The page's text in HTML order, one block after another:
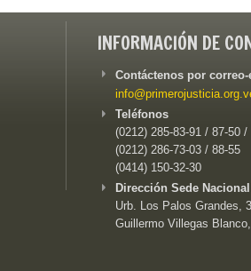
INFORMACIÓN DE
Contáctenos por
Teléfonos
(0212) 285-83-91 / 87-50 /
(0212) 286-73-03 / 88-55
(0414) 150-32-30
Dirección Sede
Urb. Los Palos Grandes,
Guillermo Villegas